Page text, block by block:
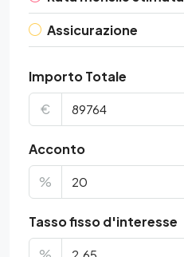
Assicurazione
Importo Totale
€
Acconto
%
Tasso fisso d'interesse